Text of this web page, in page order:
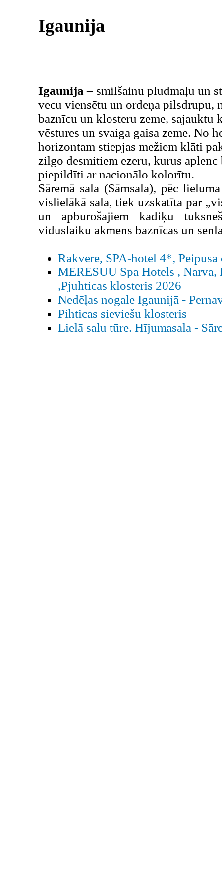
Igaunija
Igaunija – smilšainu pludmaļu un
vecu viensētu un ordeņa pilsdrupu,
baznīcu un klosteru zeme, sajauktu
vēstures un svaiga gaisa zeme. No
horizontam stiepjas mežiem klāti
zilgo desmitiem ezeru, kurus
piepildīti ar nacionālo kolorītu.
Sāremā sala (Sāmsala), pēc
vislielākā sala, tiek uzskatīta par
un apburošajiem kadiķu
viduslaiku akmens baznīcas un
Rakvere, SPA-hotel 4*, Peipusa
MERESUU Spa Hotels , Narva,
,Pjuhticas klosteris 2026
Nedēļas nogale Igaunijā -
Pihticas sieviešu klosteris
Lielā salu tūre. Hījumasala -